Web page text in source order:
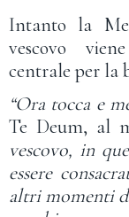
Intanto la
vescovo
centrale per la
“Ora tocca e
Te Deum, al
vescovo, in
essere
altri momenti